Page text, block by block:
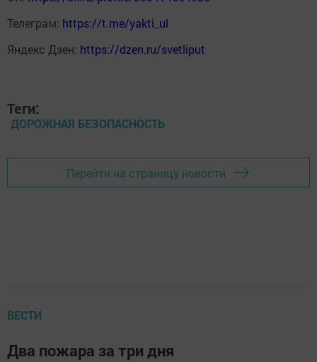
Телеграм: https://t.me/yakti_ul
Яндекс Дзен: https://dzen.ru/svetliput
Теги:
ДОРОЖНАЯ БЕЗОПАСНОСТЬ
Перейти на страницу новости
ВЕСТИ
Два пожара за три дня